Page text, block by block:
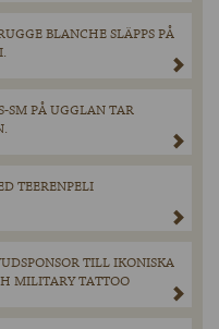
BLANCHE SLÄPPS PÅ
SM PÅ UGGLAN TAR
TEERENPELI
TILL IKONISKA
MILITARY TATTOO